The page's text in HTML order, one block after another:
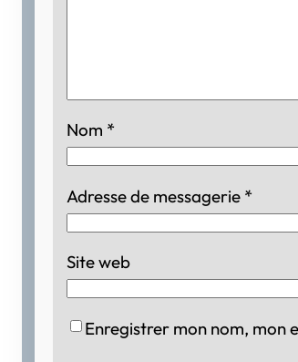
Nom *
Adresse de messagerie *
Site web
Enregistrer mon nom, mon